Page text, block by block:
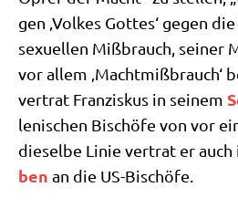
gen ‚Vol­kes Got­tes‘ gegen
sexu­el­len Miß­brauch, sei­ner
vor allem ‚Macht­miß­brauch‘
ver­trat Fran­zis­kus in sei­nem
le­ni­schen Bischö­fe von vor
die­sel­be Linie ver­trat er auch
ben an die US-Bischöfe.